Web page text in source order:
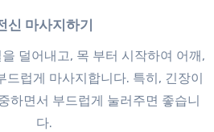
신 마사지하기
덜어내고, 목 부터 시작하여 어깨,
드럽게 마사지합니다. 특히, 긴장이
하면서 부드럽게 눌러주면 좋습니
다.